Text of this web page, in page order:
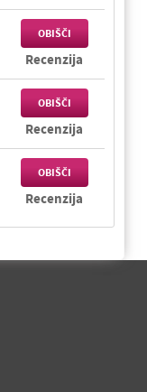
OBIŠČI
Recenzija
OBIŠČI
Recenzija
OBIŠČI
Recenzija